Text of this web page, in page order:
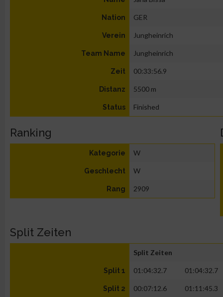
Nation GER
Verein Jungheinrich
Team Name Jungheinrich
Zeit 00:33:56.9
Distanz 5500 m
Status Finished
Ranking
Kategorie W
Geschlecht W
Rang 2909
Split Zeiten
Split Zeiten
Split 1 01:04:32.7 01:04:32.7
Split 2 00:07:12.6 01:11:45.3